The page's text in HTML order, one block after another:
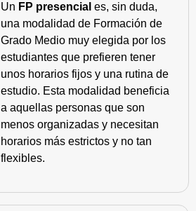
Un FP presencial es, sin duda,
una modalidad de Formación de
Grado Medio muy elegida por los
estudiantes que prefieren tener
unos horarios fijos y una rutina de
estudio. Esta modalidad beneficia
a aquellas personas que son
menos organizadas y necesitan
horarios más estrictos y no tan
flexibles.